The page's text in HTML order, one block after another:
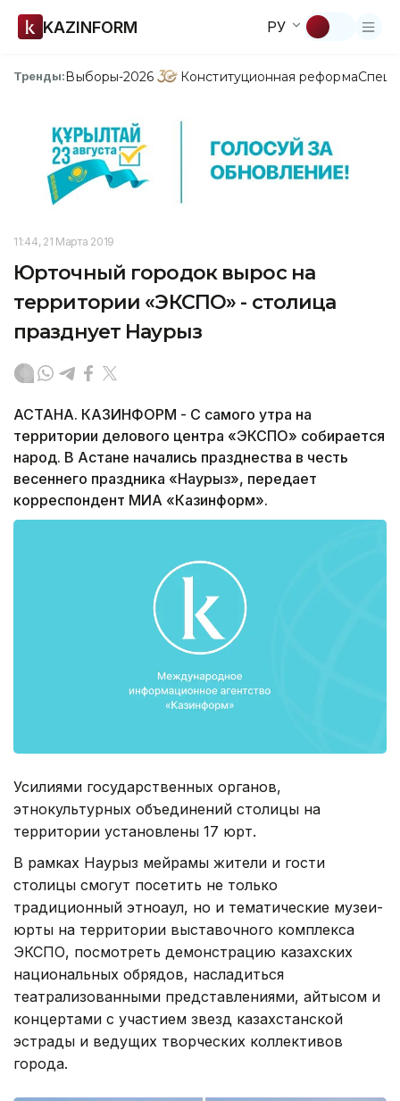
KAZINFORM РУ
Тренды:Выборы-2026 Конституционная реформа
11:44, 21 Марта 2019
Юрточный городок вырос на
территории «ЭКСПО» - столица
празднует Наурыз
АСТАНА. КАЗИНФОРМ - С самого утра на
территории делового центра «ЭКСПО» собирается
народ. В Астане начались празднества в честь
весеннего праздника «Наурыз», передает
корреспондент МИА «Казинформ».
Усилиями государственных органов,
этнокультурных объединений столицы на
территории установлены 17 юрт.
В рамках Наурыз мейрамы жители и гости
столицы смогут посетить не только
традиционный этноаул, но и тематические музеи-
юрты на территории выставочного комплекса
ЭКСПО, посмотреть демонстрацию казахских
национальных обрядов, насладиться
театрализованными представлениями, айтысом и
концертами с участием звезд казахстанской
эстрады и ведущих творческих коллективов
города.